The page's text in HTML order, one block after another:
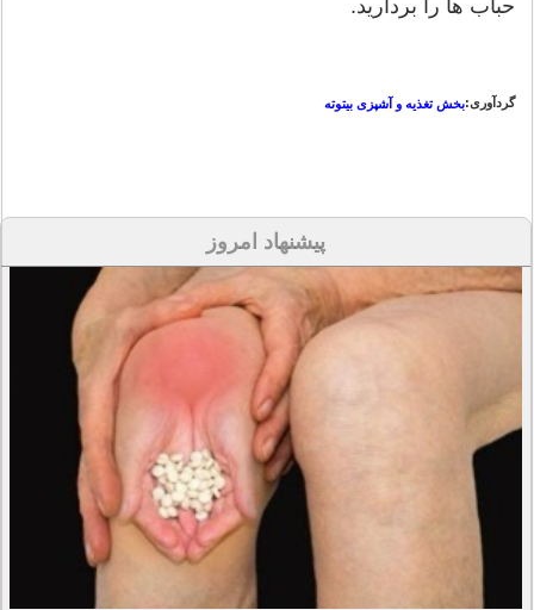
حباب ها را بردارید.
گردآوری:بخش تغذیه و آشپزی بیتوته
پیشنهاد امروز